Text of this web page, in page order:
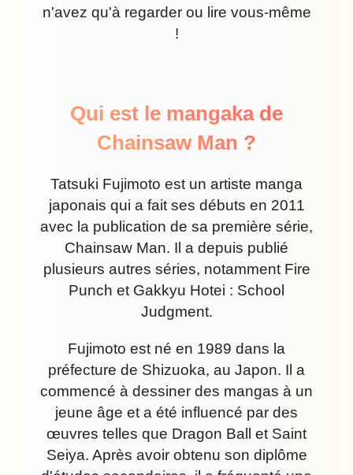
n'avez qu'à regarder ou lire vous-même
!
Qui est le mangaka de
Chainsaw Man ?
Tatsuki Fujimoto est un artiste manga
japonais qui a fait ses débuts en 2011
avec la publication de sa première série,
Chainsaw Man. Il a depuis publié
plusieurs autres séries, notamment Fire
Punch et Gakkyu Hotei : School
Judgment.
Fujimoto est né en 1989 dans la
préfecture de Shizuoka, au Japon. Il a
commencé à dessiner des mangas à un
jeune âge et a été influencé par des
œuvres telles que Dragon Ball et Saint
Seiya. Après avoir obtenu son diplôme